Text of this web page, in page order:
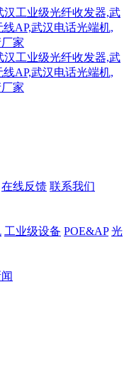
在线反馈 联系我们
工业级设备 POE&AP 光